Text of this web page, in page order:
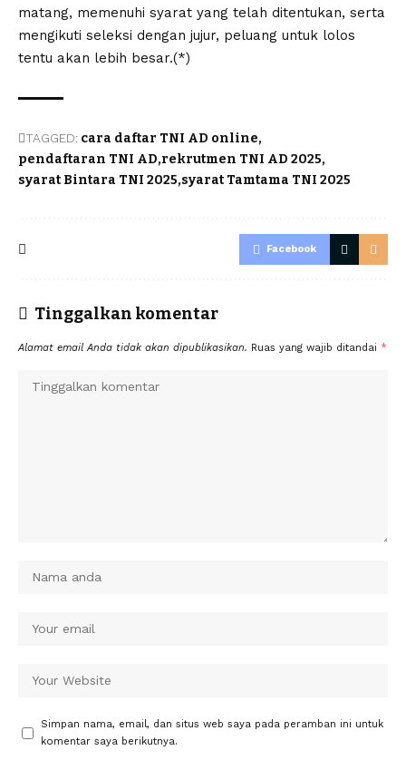
matang, memenuhi syarat yang telah ditentukan, serta
mengikuti seleksi dengan jujur, peluang untuk lolos
tentu akan lebih besar.(*)
TAGGED: cara daftar TNI AD online
pendaftaran TNI AD rekrutmen TNI AD 2025
syarat Bintara TNI 2025 syarat Tamtama TNI 2025
Facebook
Tinggalkan komentar
Alamat email Anda tidak akan dipublikasikan. Ruas yang wajib ditandai *
Simpan nama, email, dan situs web saya pada peramban ini untuk
komentar saya berikutnya.